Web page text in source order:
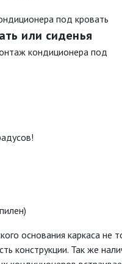
или сиденья
кондиционера под
основания каркаса не
конструкции. Так же